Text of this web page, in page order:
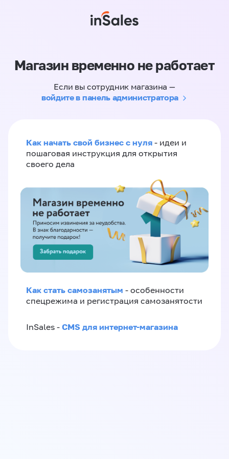
Магазин временно не работает
Если вы сотрудник магазина —
войдите в панель администратора
Как начать свой бизнес с нуля - идеи и
пошаговая инструкция для открытия
своего дела
Как стать самозанятым - особенности
спецрежима и регистрация самозанятости
InSales - CMS для интернет-магазина